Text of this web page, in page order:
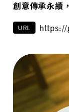
創意傳承永續
URL https://